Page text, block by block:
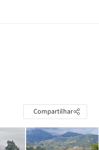
Compartilhar